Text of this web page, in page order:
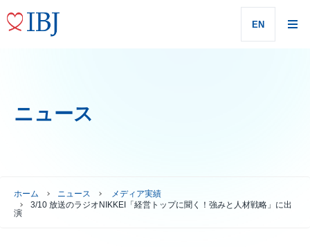
EN
ニュース
ホーム ニュース
メディア実績
3/10 放送のラジオNIKKEI「経営トップに聞く！強みと人材戦略」に出
演